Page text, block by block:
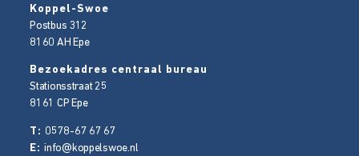
Koppel-Swoe
Postbus 312
8160 AH Epe
Bezoekadres centraal bureau
Stationsstraat 25
8161 CP Epe
T: 0578-67 67 67
E:info@koppelswoe.nl